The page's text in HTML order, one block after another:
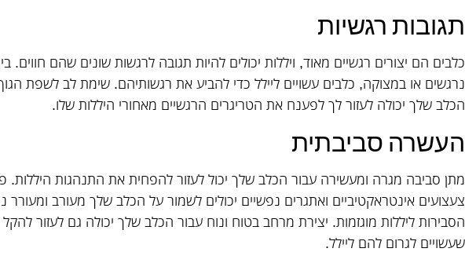
תגובות רגשיות
כלבים הם יצורים רגשיים מאוד, ויללות יכולים להיות תגובה לרגשות שונים שהם
נרגשים או במצוקה, כלבים עשויים ליילל כדי להביע את רגשותיהם. שימת לב לשפת
הכלב שלך יכולה לעזור לך לפענח את הטריגרים הרגשיים מאחורי היללות שלו.
העשרה סביבתית
מתן סביבה מגרה ומעשירה עבור הכלב שלך יכול לעזור להפחית את התנהגות היללות.
צעצועים אינטראקטיביים ואתגרים נפשיים יכולים לשמור על הכלב שלך מעורב
הסבירות ליללות מוגזמות. יצירת מרחב בטוח ונוח עבור הכלב שלך יכולה גם לעזור
שעשויים לגרום להם ליילל.